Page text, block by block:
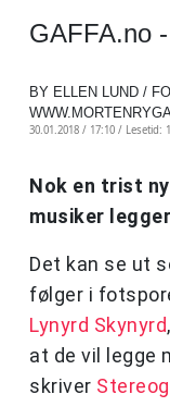
GAFFA.no
BY ELLEN LUND /
30.01.2018 / 17:10 / Lesetid:
Nok en trist
musiker
Det kan se ut
følger i
Lynyrd Skynyrd
at de vil legge
skriver